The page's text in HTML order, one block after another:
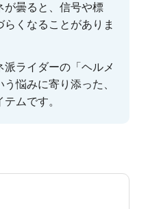
が曇ると、信号や標
くなることがありま
派ライダーの「ヘルメ
悩みに寄り添った、
ムです。